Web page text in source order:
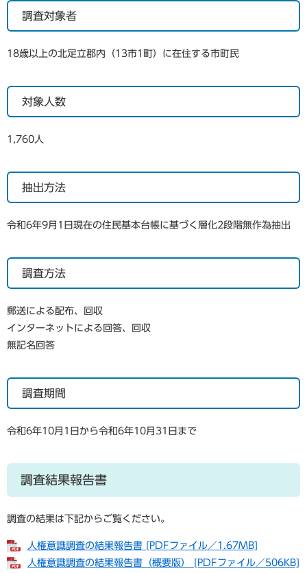
調査対象者
18歳以上の北足立郡内（13市1町）に在住する市町民
対象人数
1,760人
抽出方法
令和6年9月1日現在の住民基本台帳に基づく層化2段階無作為抽出
調査方法
郵送による配布、回収
インターネットによる回答、回収
無記名回答
調査期間
令和6年10月1日から令和6年10月31日まで
調査結果報告書
調査の結果は下記からご覧ください。
人権意識調査の結果報告書 [PDFファイル／1.67MB]
人権意識調査の結果報告書（概要版） [PDFファイル／506KB]